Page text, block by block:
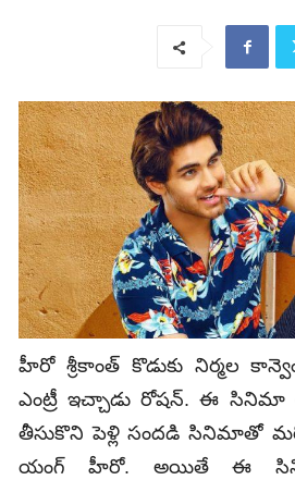
హీరో శ్రీకాంత్‌ కొడుకు నిర్మల
ఎంట్రీ ఇచ్చాడు రోషన్‌. ఈ సినిమా
తీసుకొని పెళ్లి సందడి సినిమాతో
యంగ్‌ హీరో. అయితే ఈ సినిమా